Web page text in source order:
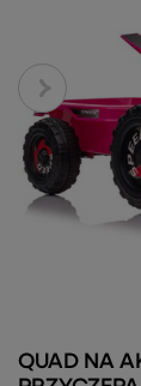
QUAD NA